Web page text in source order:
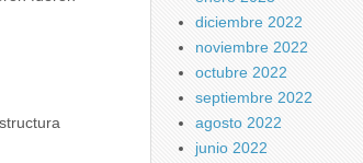
diciembre 2022
noviembre 2022
octubre 2022
septiembre 2022
agosto 2022
junio 2022